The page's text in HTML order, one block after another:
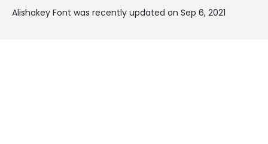
Alishakey Font was recently updated on Sep 6, 2021